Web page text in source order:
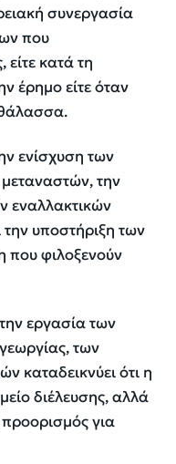
συνεργασία
που
είτε κατά τη
έρημο είτε όταν
θάλασσα.
ενίσχυση των
την
εναλλακτικών
υποστήριξη των
που φιλοξενούν
εργασία των
των
καταδεικνύει ότι η
διέλευσης, αλλά
για